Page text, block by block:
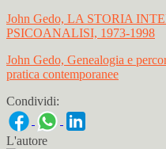
John Gedo, LA STORIA
PSICOANALISI, 1973-1998
John Gedo, Genealogia e
pratica contemporanee
Condividi:
L'autore